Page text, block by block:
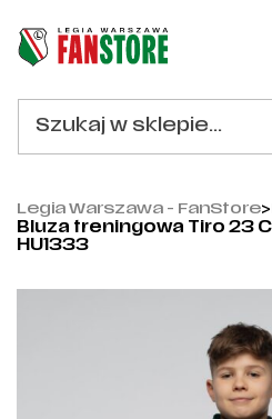
Legia Warszawa - FanStore>
Bluza treningowa Tiro 23
HU1333